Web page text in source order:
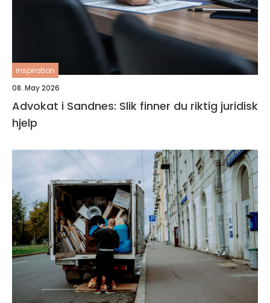
inspiration
08. May 2026
Advokat i Sandnes: Slik finner du riktig juridisk
hjelp